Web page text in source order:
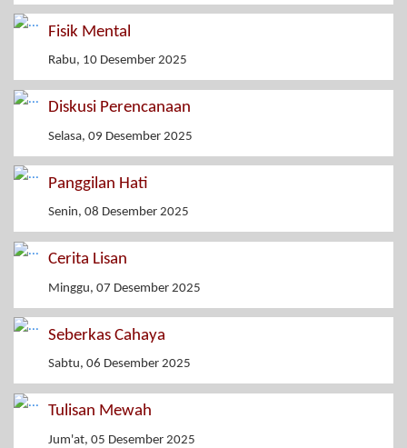
Fisik Mental
Rabu, 10 Desember 2025
Diskusi Perencanaan
Selasa, 09 Desember 2025
Panggilan Hati
Senin, 08 Desember 2025
Cerita Lisan
Minggu, 07 Desember 2025
Seberkas Cahaya
Sabtu, 06 Desember 2025
Tulisan Mewah
Jum'at, 05 Desember 2025